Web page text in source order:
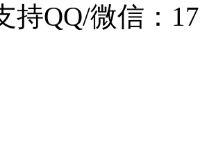
持QQ/微信：